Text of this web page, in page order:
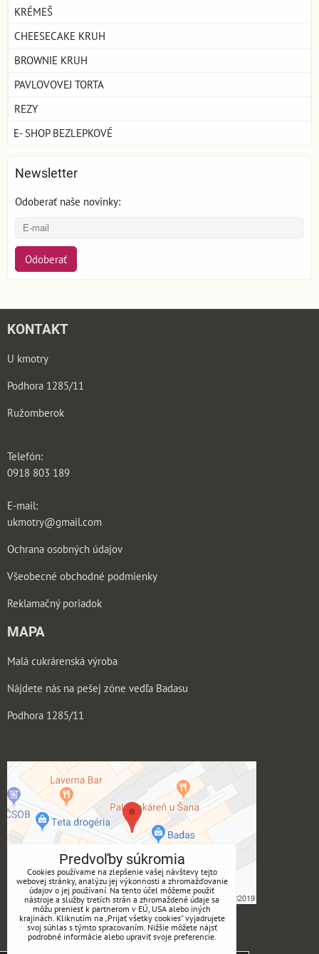
KRÉMEŠ
CHEESECAKE KRUH
BROWNIE KRUH
PAVLOVOVEJ TORTA
REZY
E- SHOP BEZLEPKOVÉ
Newsletter
Odoberať naše novinky:
Odoberať
KONTAKT
U kmotry
Podhora 1285/11
Ružomberok
Telefón:
0918 803 189
E-mail:
ukmotry@gmail.com
Ochrana osobných údajov
Všeobecné obchodné podmienky
Reklamačný poriadok
MAPA
Malá cukrárenská výroba
Nájdete nás na pešej zóne vedľa Badasu
Podhora 1285/11
ukmotry
Predvoľby súkromia
Cookies používame na zlepšenie vašej návštevy tejto
webovej stránky, analýzu jej výkonnosti a zhromažďovanie
údajov o jej používaní. Na tento účel môžeme použiť
nástroje a služby tretích strán a zhromaždené údaje sa
môžu preniesť k partnerom v EÚ, USA alebo iných
krajinách. Kliknutím na „Prijať všetky cookies“ vyjadrujete
svoj súhlas s týmto spracovaním. Nižšie môžete nájsť
podrobné informácie alebo upraviť svoje preferencie.